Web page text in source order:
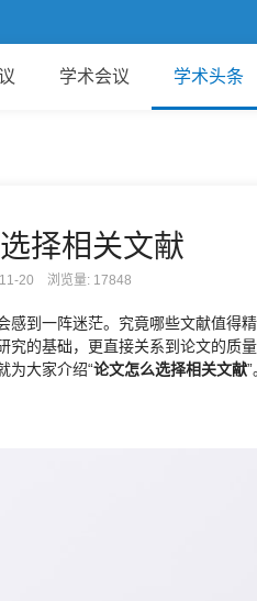
学术会议 学术头条
择相关文献
11-20 浏览量: 17848
到一阵迷茫。究竟哪些文献值得
的基础，更直接关系到论文的质
为大家介绍“论文怎么选择相关文献”